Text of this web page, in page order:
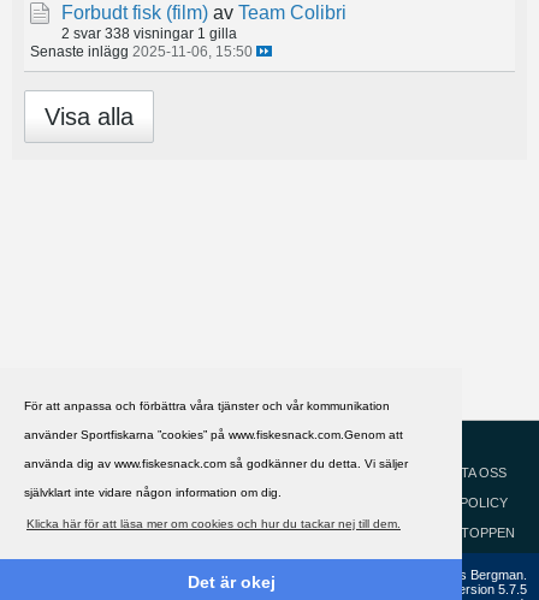
För att anpassa och förbättra våra tjänster och vår kommunikation
använder Sportfiskarna ”cookies” på www.fiskesnack.com.Genom att
använda dig av www.fiskesnack.com så godkänner du detta. Vi säljer
självklart inte vidare någon information om dig.
Klicka här för att läsa mer om cookies och hur du tackar nej till dem.
Det är okej
Forbudt fisk (film) av Team Colibri
2 svar 338 visningar 1 gilla
Senaste inlägg 2025-11-06, 15:50
Visa alla
HJÄLP
KONTAKTA OSS
COOKIEPOLICY
GÅ TILL TOPPEN
Copyright ©2002 - 2021, FiskeSnack.com. Grundad 2002 av Anders Bergman.
Version 5.7.5